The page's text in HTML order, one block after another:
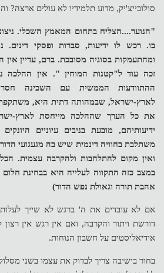
סולובייצ'יק, מדוע תלמידיו לא עולים ארצה?
"הנוער....הצליח בתחום המאמץ השכלי.
בו. רכש לו ידיעות, סברות ופסקי דינים.
ומהתעמקות בסוגיה מסובכת. ברם, עדיין
זכה עוד ל"קטנות המוחין ". אין ההלכה
ההתוודעות הממשית עם השכינה
לארץ-ישראל, שבמהותה דתית היא, משתקפת
את כל הערך שההלכה מייחסת לארץ-
ידיעותיהם, מובעת בניבים עיוניים
משתלבת בחוויה דינמית שיש בה מגעגועי
ואין מקום להתלהבות ולהקרבה עצמית.
במצב כזה התקווה לעלייה היא בבחינת חלום
אהבת תורה וגאולת נפש הדור)
אם לא עובדים את ה' ברגש לא שייך
דורשת ויתור והקרבה, ואם אין רגש אין
אידיאליסטים על חשבון הנוחות.
בחור בישיבה צריך לבדוק את עצמו בשני